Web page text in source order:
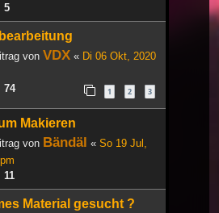
5
von VDX « Di 06 Okt, 2020
74 1 2 3
Makieren
von Bändäl « So 19 Jul,
11
Material gesucht ?